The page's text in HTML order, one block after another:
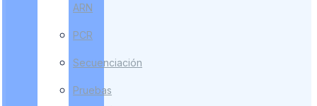
ARN
PCR
Secuenciación
Pruebas